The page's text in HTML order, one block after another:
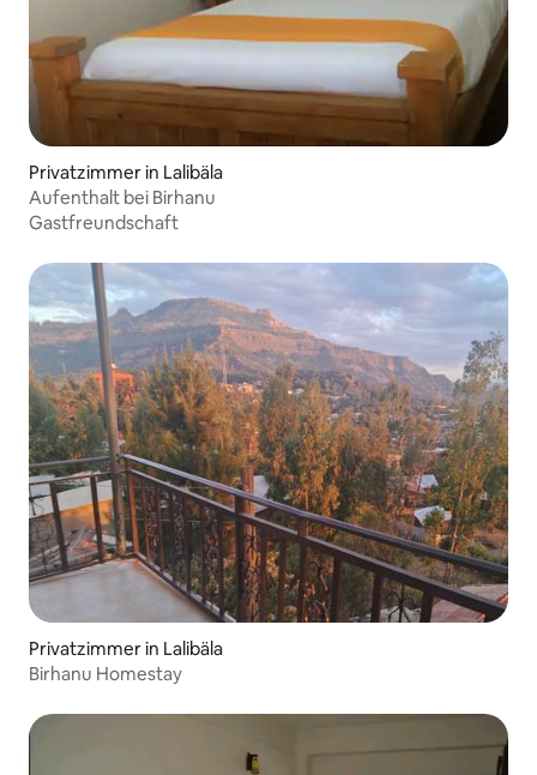
Privatzimmer in Lalibäla
Aufenthalt bei Birhanu
Gastfreundschaft
Privatzimmer in Lalibäla
Birhanu Homestay